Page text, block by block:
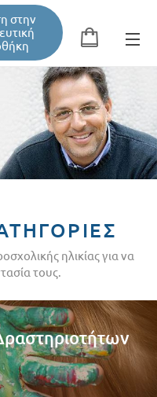
στην
ηλικίας για να
τους.